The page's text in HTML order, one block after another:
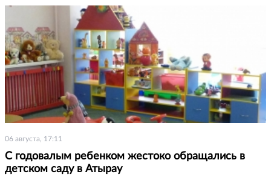
06 августа, 17:11
С годовалым ребенком жестоко обращались в
детском саду в Атырау